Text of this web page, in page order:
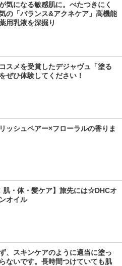
気になる敏感肌に。べたつきにく
の「バランス&アクネケア」高機能
用乳液を深掘り
スメを受賞したデジャヴュ「塗る
ぜひ体験してください！
ッシュペアー×フローラルの香りま
肌・体・髪ケア】旅先には☆DHCオ
オイル
、スキンケアのように適当に塗っ
ないです。長時間つけていても肌